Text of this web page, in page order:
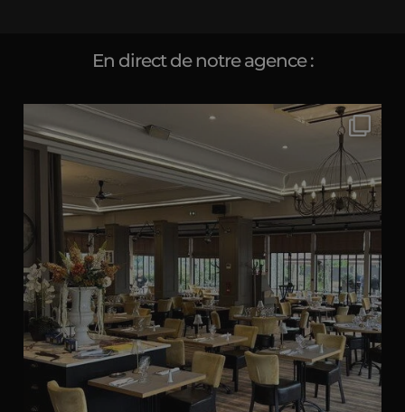
En direct de notre agence :
Servir des centaines de gourmets lyonnais sans...
16